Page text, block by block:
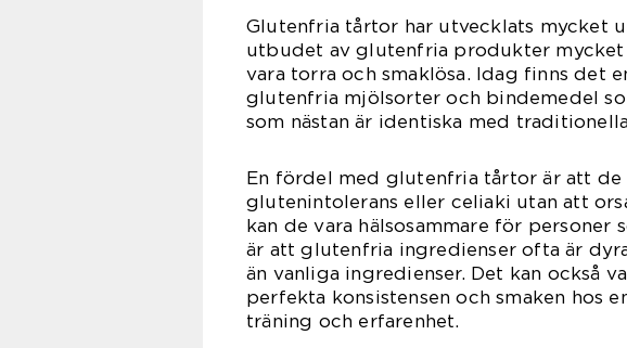
Glutenfria tårtor har utvecklats mycket
utbudet av glutenfria produkter mycket
vara torra och smaklösa. Idag finns
glutenfria mjölsorter och bindemedel
som nästan är identiska med
En fördel med glutenfria tårtor är att de
glutenintolerans eller celiaki utan att
kan de vara hälsosammare för
är att glutenfria ingredienser ofta är
än vanliga ingredienser. Det kan också
perfekta konsistensen och smaken hos
träning och erfarenhet.